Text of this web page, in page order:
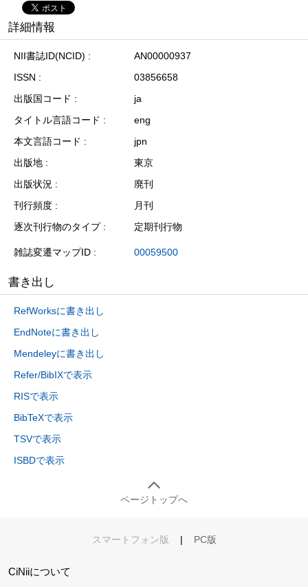
詳細情報
NII書誌ID(NCID)
AN00000937
ISSN
03856658
出版国コード
ja
タイトル言語コード
eng
本文言語コード
jpn
出版地
東京
出版状況
廃刊
刊行頻度
月刊
逐次刊行物のタイプ
定期刊行物
雑誌変遷マップID 00059500
書き出し
RefWorksに書き出し
EndNoteに書き出し
Mendeleyに書き出し
Refer/BibIXで表示
RISで表示
BibTeXで表示
TSVで表示
ISBDで表示
ページトップへ
スマートフォン版 | PC版
CiNiiについて